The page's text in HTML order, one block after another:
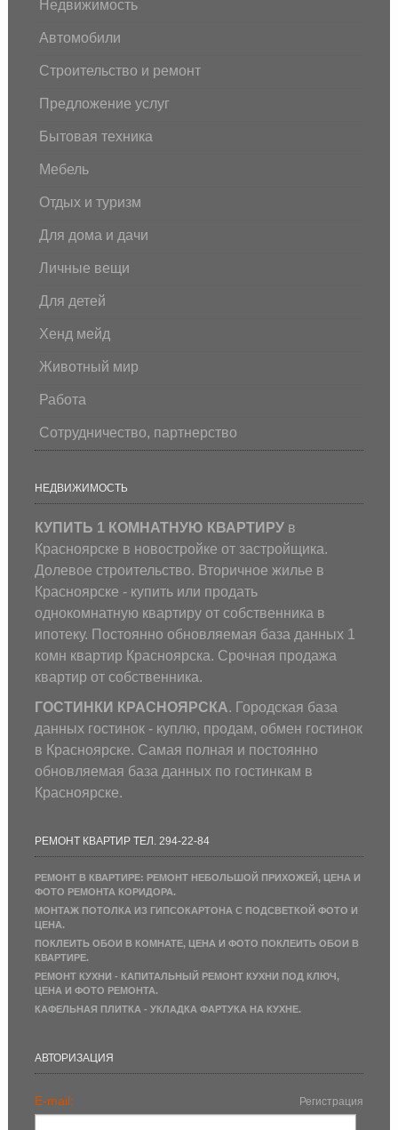
Недвижимость
Автомобили
Строительство и ремонт
Предложение услуг
Бытовая техника
Мебель
Отдых и туризм
Для дома и дачи
Личные вещи
Для детей
Хенд мейд
Животный мир
Работа
Сотрудничество, партнерство
НЕДВИЖИМОСТЬ
КУПИТЬ 1 КОМНАТНУЮ КВАРТИРУв
Красноярске в новостройке от застройщика.
Долевое строительство. Вторичное жилье в
Красноярске - купить или продать
однокомнатную квартиру от собственника в
ипотеку. Постоянно обновляемая база данных 1
комн квартир Красноярска. Срочная продажа
квартир от собственника.
ГОСТИНКИ КРАСНОЯРСКА. Городская база
данных гостинок - куплю, продам, обмен гостинок
в Красноярске. Самая полная и постоянно
обновляемая база данных по гостинкам в
Красноярске.
РЕМОНТ КВАРТИР ТЕЛ. 294-22-84
РЕМОНТ В КВАРТИРЕ: РЕМОНТ НЕБОЛЬШОЙ ПРИХОЖЕЙ, ЦЕНА И
ФОТО РЕМОНТА КОРИДОРА.
МОНТАЖ ПОТОЛКА ИЗ ГИПСОКАРТОНА С ПОДСВЕТКОЙ ФОТО И
ЦЕНА.
ПОКЛЕИТЬ ОБОИ В КОМНАТЕ, ЦЕНА И ФОТО ПОКЛЕИТЬ ОБОИ В
КВАРТИРЕ.
РЕМОНТ КУХНИ - КАПИТАЛЬНЫЙ РЕМОНТ КУХНИ ПОД КЛЮЧ,
ЦЕНА И ФОТО РЕМОНТА.
КАФЕЛЬНАЯ ПЛИТКА - УКЛАДКА ФАРТУКА НА КУХНЕ.
АВТОРИЗАЦИЯ
E-mail: Регистрация